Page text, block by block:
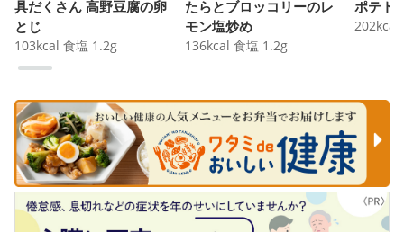
具だくさん 高野豆腐の卵
とじ
103kcal 食塩 1.2g
たらとブロッコリーのレ
モン塩炒め
136kcal 食塩 1.2g
ポテト
202kcal